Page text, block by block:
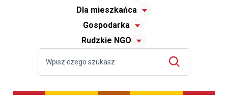
Dla mieszkańca
Gospodarka
Rudzkie NGO